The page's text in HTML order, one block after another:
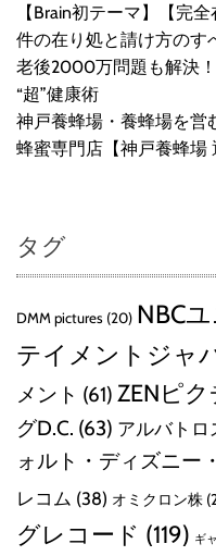
【Brain初テーマ】【完
件の在り処と請け方のす
老後2000万問題も解決
“超”健康術
神戸養蜂場・養蜂場を営
蜂蜜専門店【神戸養蜂場
タグ
DMM pictures (20) NBC
テイメントジャ
メント (61) ZENピ
グD.C. (63) アルバトロ
ォルト・ディズニー
レコム (38) オミクロン株
グレコード (119) ギ